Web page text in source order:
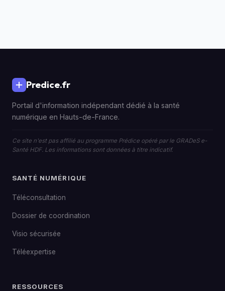
Predice.fr
Portail d'information indépendant dédié à la santé
numérique en Hauts-de-France.
Ce site n'est pas affilié au programme Prédice opéré par le GRADeS e-
Santé HDF. Les informations sont données à titre indicatif.
SANTÉ NUMÉRIQUE
Téléconsultation
Dossier de coordination
Visio sécurisée
Téléexpertise
RESSOURCES